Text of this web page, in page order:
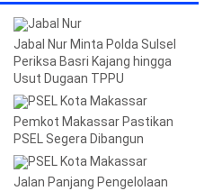
Jabal Nur Minta Polda Sulsel
Periksa Basri Kajang hingga
Usut Dugaan TPPU
Pemkot Makassar Pastikan
PSEL Segera Dibangun
Jalan Panjang Pengelolaan